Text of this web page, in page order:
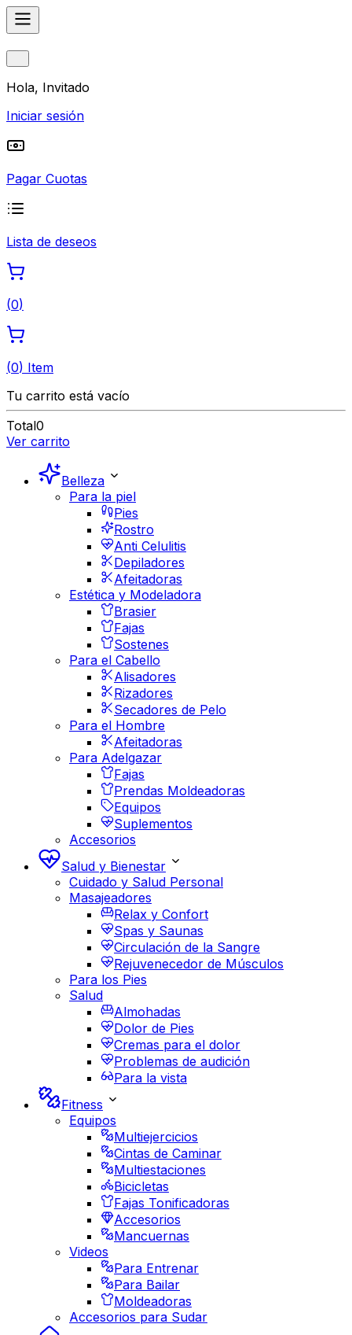
Hola, Invitado
Iniciar sesión
Pagar Cuotas
Lista de deseos
(0)
(0) Item
Tu carrito está vacío
Total0
Ver carrito
Belleza
Para la piel
Pies
Rostro
Anti Celulitis
Depiladores
Afeitadoras
Estética y Modeladora
Brasier
Fajas
Sostenes
Para el Cabello
Alisadores
Rizadores
Secadores de Pelo
Para el Hombre
Afeitadoras
Para Adelgazar
Fajas
Prendas Moldeadoras
Equipos
Suplementos
Accesorios
Salud y Bienestar
Cuidado y Salud Personal
Masajeadores
Relax y Confort
Spas y Saunas
Circulación de la Sangre
Rejuvenecedor de Músculos
Para los Pies
Salud
Almohadas
Dolor de Pies
Cremas para el dolor
Problemas de audición
Para la vista
Fitness
Equipos
Multiejercicios
Cintas de Caminar
Multiestaciones
Bicicletas
Fajas Tonificadoras
Accesorios
Mancuernas
Videos
Para Entrenar
Para Bailar
Moldeadoras
Accesorios para Sudar